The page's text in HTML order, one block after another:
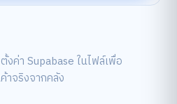
ค่า Supabase ในไฟล์เพื่อ
าจริงจากคลัง